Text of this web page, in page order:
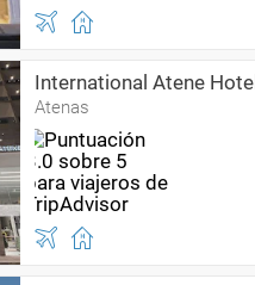
International Atene Hotel
Atenas